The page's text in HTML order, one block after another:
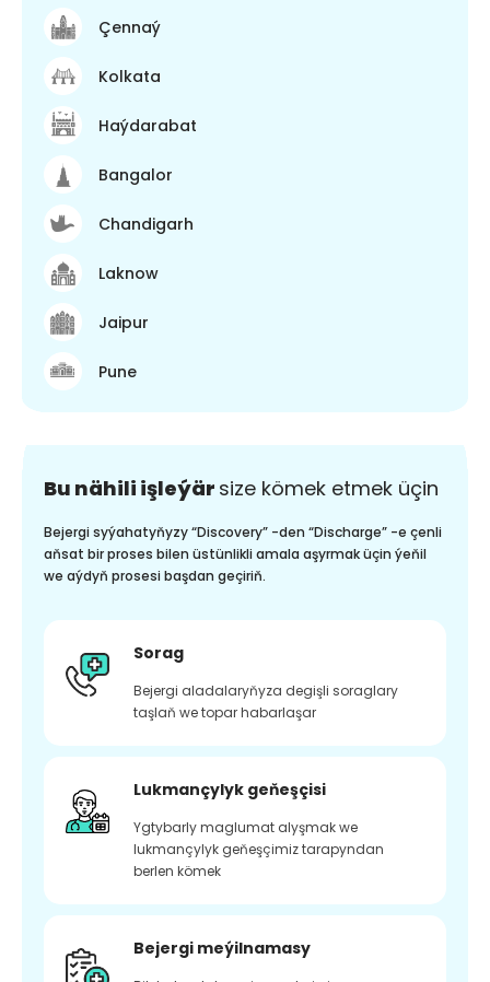
Çennaý
Kolkata
Haýdarabat
Bangalor
Chandigarh
Laknow
Jaipur
Pune
Bu nähili işleýär size kömek etmek üçin
Bejergi syýahatyňyzy “Discovery” -den “Discharge” -e çenli
aňsat bir proses bilen üstünlikli amala aşyrmak üçin ýeňil
we aýdyň prosesi başdan geçiriň.
Sorag
Bejergi aladalaryňyza degişli soraglary
taşlaň we topar habarlaşar
Lukmançylyk geňeşçisi
Ygtybarly maglumat alyşmak we
lukmançylyk geňeşçimiz tarapyndan
berlen kömek
Bejergi meýilnamasy